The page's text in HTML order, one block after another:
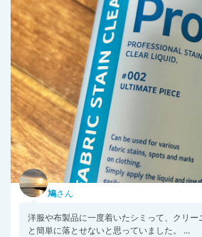
鳩さん
洋服や布製品に一度着いたシミって、クリー
と簡単に落とせないと思っていました。 ...